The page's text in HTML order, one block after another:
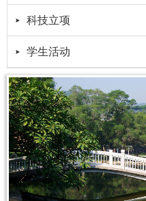
科技立项
学生活动